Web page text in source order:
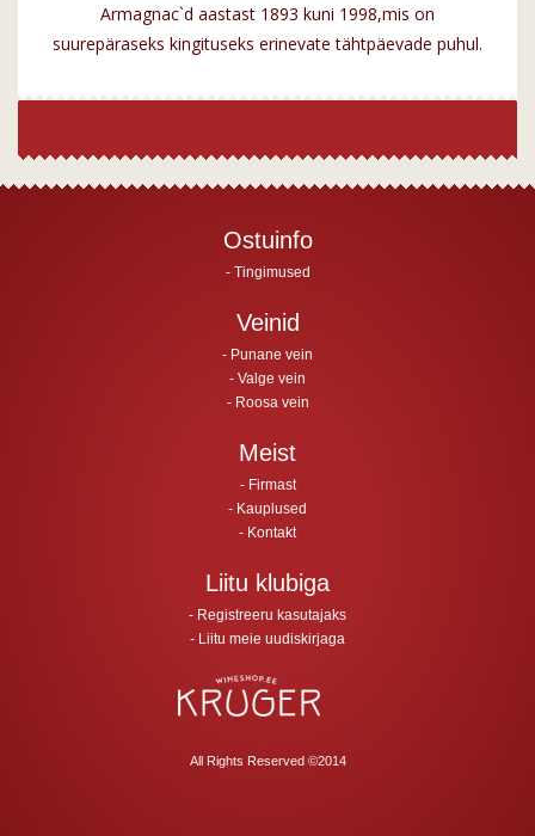
Armagnac`d aastast 1893 kuni 1998,mis on
suurepäraseks kingituseks erinevate tähtpäevade puhul.
Ostuinfo
Tingimused
Veinid
Punane vein
Valge vein
Roosa vein
Meist
Firmast
Kauplused
Kontakt
Liitu klubiga
Registreeru kasutajaks
Liitu meie uudiskirjaga
All Rights Reserved ©2014